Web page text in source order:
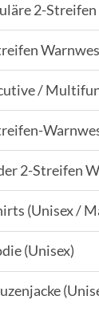
2-
/
2-Streifen
(Unisex /
(Unisex)